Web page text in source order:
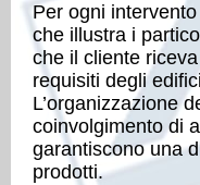
Per ogni
che illustra i
che il cliente
requisiti degli
L’organizzazione
coinvolgimento di
garantiscono una
prodotti.